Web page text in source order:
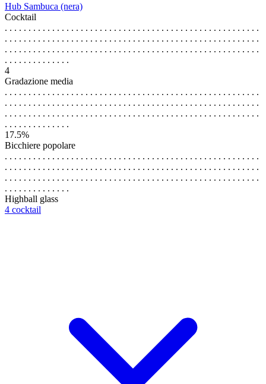
Hub Sambuca (nera)
Cocktail
. . . . . . . . . . . . . . . . . . . . . . . . . . . . . . . . . . . . . . . . . . . . . . . . . . . . . .
. . . . . . . . . . . . . . . . . . . . . . . . . . . . . . . . . . . . . . . . . . . . . . . . . . . . . .
. . . . . . . . . . . . . . . . . . . . . . . . . . . . . . . . . . . . . . . . . . . . . . . . . . . . . .
. . . . . . . . . . . . . .
4
Gradazione media
. . . . . . . . . . . . . . . . . . . . . . . . . . . . . . . . . . . . . . . . . . . . . . . . . . . . . .
. . . . . . . . . . . . . . . . . . . . . . . . . . . . . . . . . . . . . . . . . . . . . . . . . . . . . .
. . . . . . . . . . . . . . . . . . . . . . . . . . . . . . . . . . . . . . . . . . . . . . . . . . . . . .
. . . . . . . . . . . . . .
17.5%
Bicchiere popolare
. . . . . . . . . . . . . . . . . . . . . . . . . . . . . . . . . . . . . . . . . . . . . . . . . . . . . .
. . . . . . . . . . . . . . . . . . . . . . . . . . . . . . . . . . . . . . . . . . . . . . . . . . . . . .
. . . . . . . . . . . . . . . . . . . . . . . . . . . . . . . . . . . . . . . . . . . . . . . . . . . . . .
. . . . . . . . . . . . . .
Highball glass
4 cocktail